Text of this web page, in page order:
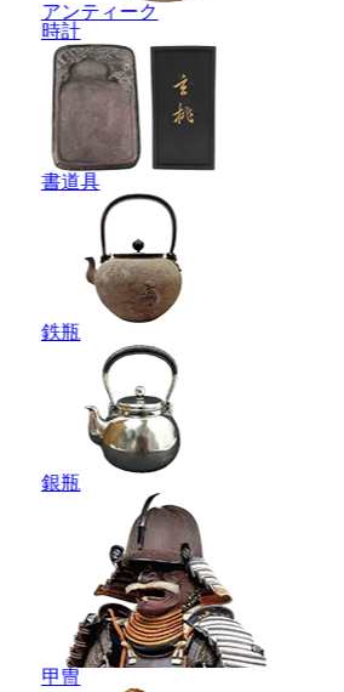
アンティーク
時計
書道具
鉄瓶
銀瓶
甲冑